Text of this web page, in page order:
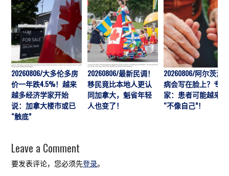
20260806/大多伦多房
价一年跌4.5%！越来
越多经济学家开始
说：加拿大楼市或已
“触底”
20260806/最新民调！
移民竟比本地人更认
同加拿大，魁省年轻
人也变了！
20260806/阿尔茨海
病会写在脸上？专
家：患者可能越来越
“不像自己”！
Leave a Comment
要发表评论，您必须先登录。